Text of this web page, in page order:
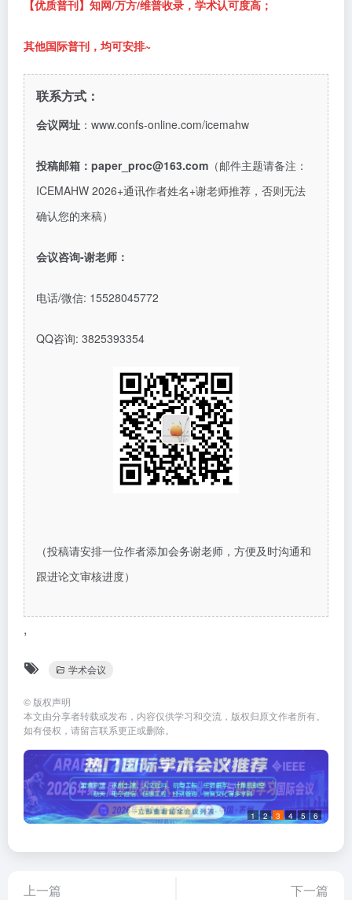
【优质普刊】知网/万方/维普收录，学术认可度高；
其他国际普刊，均可安排~
联系方式：
会议网址 ：www.confs-online.com/icemahw
投稿邮箱： paper_proc@163.com （邮件主题请备注：
ICEMAHW 2026+通讯作者姓名+谢老师推荐，否则无法
确认您的来稿）
会议咨询-谢老师：
电话/微信: 15528045772
QQ咨询: 3825393354
（投稿请安排一位作者添加会务谢老师，方便及时沟通和
跟进论文审核进度）
,
学术会议
© 版权声明
本文由分享者转载或发布，内容仅供学习和交流，版权归原文作者所有。
如有侵权，请留言联系更正或删除。
1 2 3 4 5 6
上一篇 下一篇